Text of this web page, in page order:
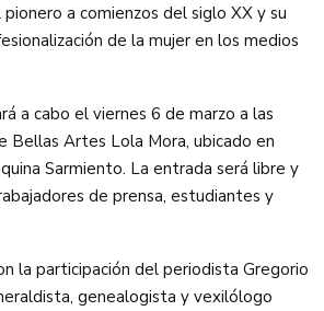
a comienzos del siglo XX y su
de la mujer en los medios
a cabo el viernes 6 de marzo a las
Bellas Artes Lola Mora, ubicado en
Sarmiento. La entrada será libre y
de prensa, estudiantes y
la participación del periodista Gregorio
genealogista y vexilólogo